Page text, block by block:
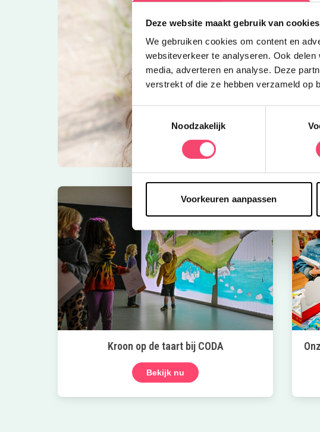
Deze website maakt gebruik van cookies
We gebruiken cookies om content en
websiteverkeer te analyseren. Ook
media, adverteren en analyse. Deze
verstrekt of die ze hebben verzameld op
Toestemmingsselectie
Noodzakelijk
Voorkeuren aanpassen
Kroon op de taart bij CODA
Bekijk nu